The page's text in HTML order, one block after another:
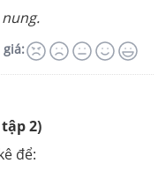
2)
để: